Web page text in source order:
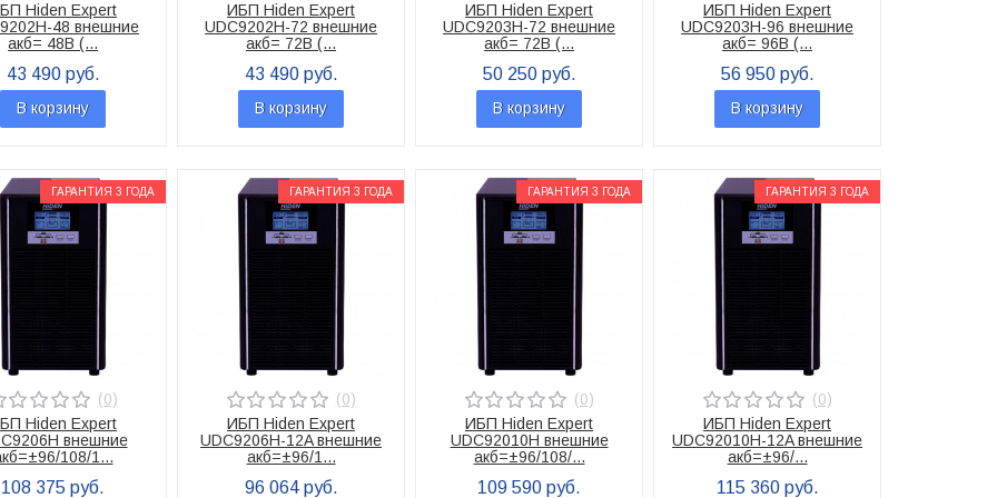
Hiden Expert
48 внешние
акб= 48В (...
43 490 руб.
В корзину
ИБП Hiden Expert
UDC9202H-72 внешние
акб= 72В (...
43 490 руб.
В корзину
ИБП Hiden Expert
UDC9203H-72 внешние
акб= 72В (...
50 250 руб.
В корзину
ИБП Hiden Expert
UDC9203H-96 внешние
акб= 96В (...
56 950 руб.
В корзину
ГАРАНТИЯ 3 ГОДА
(0)
Hiden Expert
внешние
108/1...
108 375 руб.
ГАРАНТИЯ 3 ГОДА
(0)
ИБП Hiden Expert
UDC9206H-12A внешние
акб=±96/1...
96 064 руб.
ГАРАНТИЯ 3 ГОДА
(0)
ИБП Hiden Expert
UDC92010H внешние
акб=±96/108/...
109 590 руб.
ГАРАНТИЯ 3 ГОДА
(0)
ИБП Hiden Expert
UDC92010H-12A внешние
акб=±96/...
115 360 руб.